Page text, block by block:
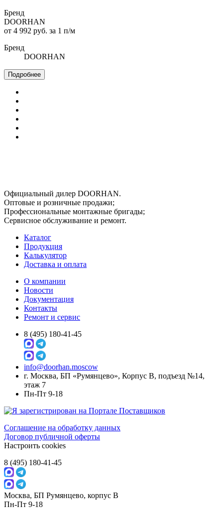
Бренд
DOORHAN
от 4 992 руб. за 1 п/м
Бренд
DOORHAN
Подробнее
Официальный дилер DOORHAN.
Оптовые и розничные продажи;
Профессиональные монтажные бригады;
Сервисное обслуживание и ремонт.
Каталог
Продукция
Калькулятор
Доставка и оплата
О компании
Новости
Документация
Контакты
Ремонт и сервис
8 (495) 180-41-45
info@doorhan.moscow
г. Москва, БП «Румянцево», Корпус В, подъезд №14,
этаж 7
Пн-Пт 9-18
Соглашение на обработку данных
Договор публичной оферты
Настроить cookies
8 (495) 180-41-45
Москва, БП Румянцево, корпус В
Пн-Пт 9-18